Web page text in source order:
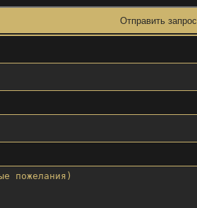
Отправить запрос